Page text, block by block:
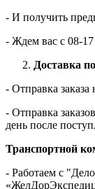
- И получить
- Ждем вас c 08-
Доставка
- Отправка
- Отправка
день после
Транспортной
- Работаем с